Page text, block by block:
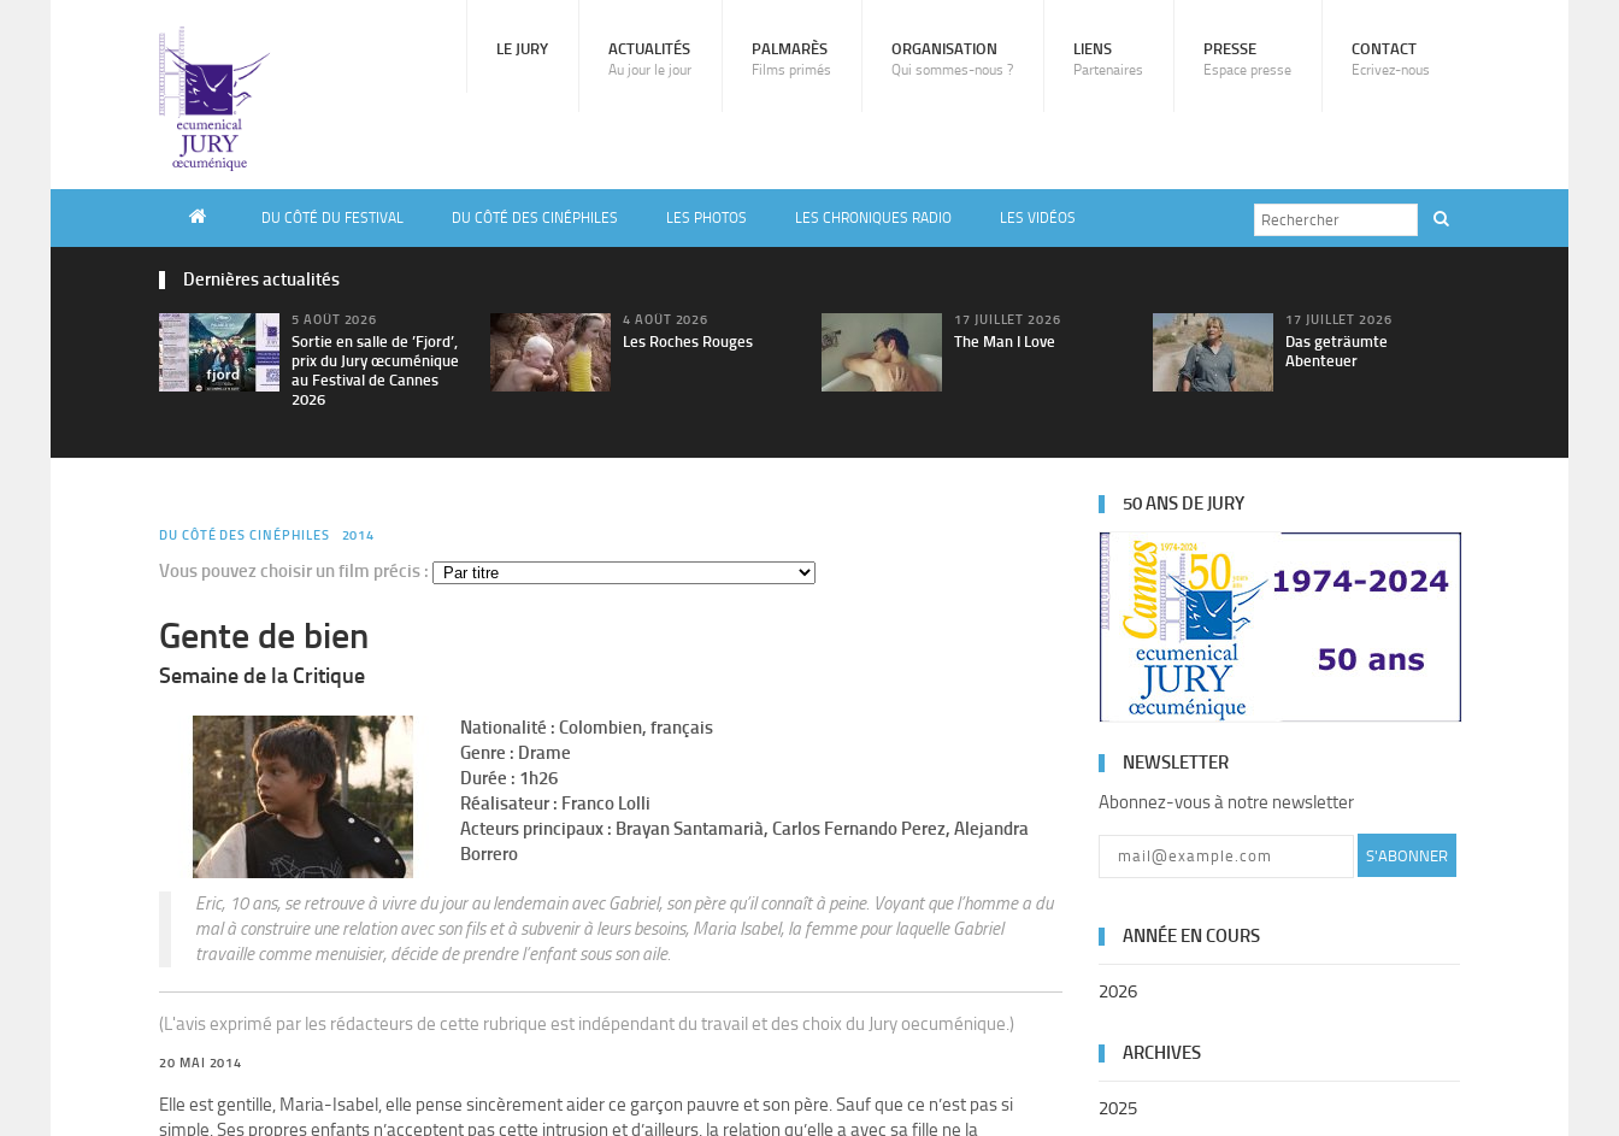
LE JURY ACTUALITÉS
Au jour le jour
PALMARÈS
Films primés
ORGANISATION
Qui sommes-nous ?
LIENS
Partenaires
PRESSE
Espace presse
CONTACT
Ecrivez-nous
DU CÔTÉ DU FESTIVAL DU CÔTÉ DES CINÉPHILES LES PHOTOS LES CHRONIQUES RADIO LES VIDÉOS
Dernières actualités
5 AOÛT 2026
Sortie en salle de ’Fjord’,
prix du Jury œcuménique
au Festival de Cannes
2026
4 AOÛT 2026
Les Roches Rouges
17 JUILLET 2026
The Man I Love
17 JUILLET 2026
Das geträumte
Abenteuer
DU CÔTÉ DES CINÉPHILES 2014
Vous pouvez choisir un film précis :
Gente de bien
Semaine de la Critique
Nationalité : Colombien, français
Genre : Drame
Durée : 1h26
Réalisateur : Franco Lolli
Acteurs principaux : Brayan Santamarià, Carlos Fernando Perez, Alejandra
Borrero
Eric, 10 ans, se retrouve à vivre du jour au lendemain avec Gabriel, son père qu’il connaît à peine. Voyant que l’homme a du
mal à construire une relation avec son fils et à subvenir à leurs besoins, Maria Isabel, la femme pour laquelle Gabriel
travaille comme menuisier, décide de prendre l’enfant sous son aile.
(L'avis exprimé par les rédacteurs de cette rubrique est indépendant du travail et des choix du Jury oecuménique.)
20 MAI 2014
Elle est gentille, Maria-Isabel, elle pense sincèrement aider ce garçon pauvre et son père. Sauf que ce n’est pas si
simple. Ses propres enfants n’acceptent pas cette intrusion et d’ailleurs, la relation qu’elle a avec sa fille ne la
50 ANS DE JURY
NEWSLETTER
Abonnez-vous à notre newsletter
S'ABONNER
ANNÉE EN COURS
2026
ARCHIVES
2025